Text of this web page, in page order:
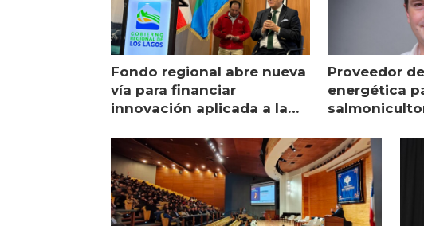
Fondo regional abre nueva
vía para financiar
innovación aplicada a la
Proveedor
energética